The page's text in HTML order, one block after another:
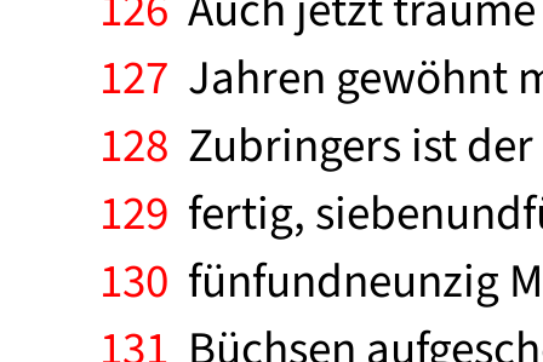
127 Jahren gewöhnt
128 Zubringers ist
129 fertig,
130 fünfundneunzig